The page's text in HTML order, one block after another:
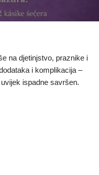
na djetinjstvo, praznike i
i komplikacija –
ispadne savršen.